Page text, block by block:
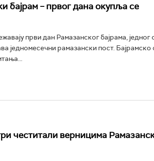
бајрам – првог дана окупља се
први дан Рамазанског бајрама, једног
једномесечни рамазански пост.
честитали верницима